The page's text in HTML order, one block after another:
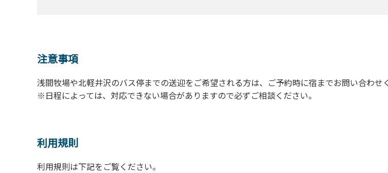
注意事項
浅間牧場や北軽井沢のバス停までの送迎をご希望される方は、ご予約時に宿までお問い合わせ
※日程によっては、対応できない場合がありますので必ずご相談ください。
利用規則
利用規則は下記をご覧ください。